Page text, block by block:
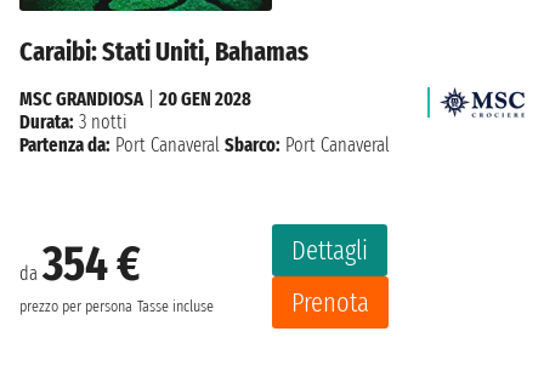
Caraibi: Stati Uniti, Bahamas
da354 €
prezzo per persona Tasse incluse
Dettagli
Prenota
MSC GRANDIOSA
20 GEN 2028
Durata: 3 notti
Partenza da: Port Canaveral Sbarco: Port Canaveral